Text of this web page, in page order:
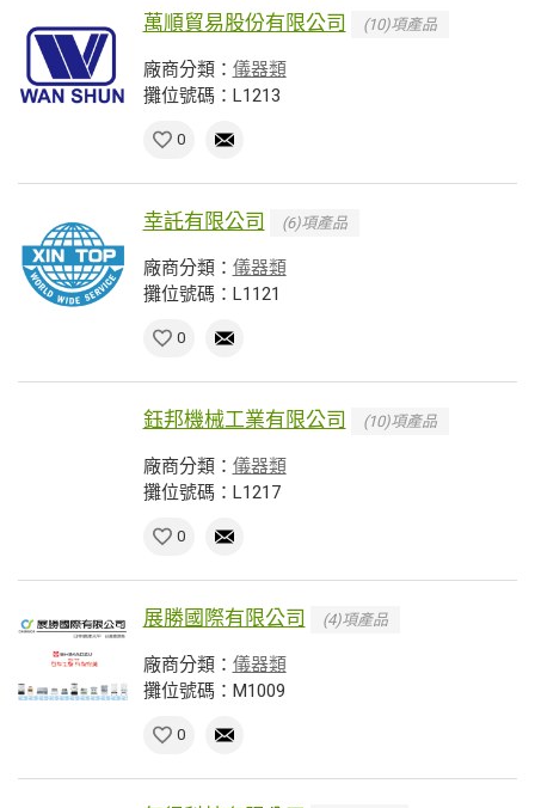
萬順貿易股份有限公司 (10)項產品
廠商分類： 儀器類
攤位號碼：L1213
0
幸託有限公司 (6)項產品
廠商分類： 儀器類
攤位號碼：L1121
0
鈺邦機械工業有限公司 (10)項產品
廠商分類： 儀器類
攤位號碼：L1217
0
展勝國際有限公司 (4)項產品
廠商分類： 儀器類
攤位號碼：M1009
0